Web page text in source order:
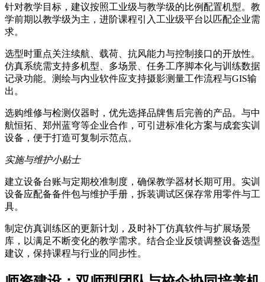
针对教学目标，建议按照工业级与教学级的比例配置机型。教
学前期以教学级为主，进阶课程引入工业级平台以匹配企业需
求。
选型时重点关注续航、载荷、抗风能力与控制接口的开放性。
仿真系统需支持多机型、多场景、任务工序脚本化与训练数据
记录功能。测绘与内业软件应支持摄影测量工作流程与GIS输
出。
选购维修与检测仪器时，优先选择品牌售后完善的产品。与中
航恒拓、郑州蓝穹等企业合作，可引进标准化方案与成套实训
设备，便于打造可复制示范点。
实施与维护小贴士
建立设备台账与定期校准制度，确保教学器材长期可用。实训
设备应配备备件包与维护手册，拆装调试区保存常用零件与工
具。
制定仿真训练区的更新计划，及时补丁仿真软件与扩展场景
库，以满足不断变化的教学需求。结合企业反馈调整设备选型
建议，保持课程与行业的同步性。